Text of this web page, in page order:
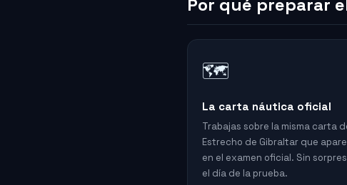
Por qué preparar
🗺️
La carta náutica oficial
Trabajas sobre la misma carta
Estrecho de Gibraltar que
en el examen oficial. Sin
el día de la prueba.